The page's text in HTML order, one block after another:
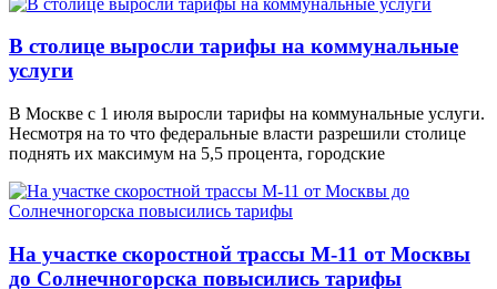
В столице выросли тарифы на коммунальные
услуги
В Москве с 1 июля выросли тарифы на коммунальные услуги.
Несмотря на то что федеральные власти разрешили столице
поднять их максимум на 5,5 процента, городские
На участке скоростной трассы М-11 от Москвы
до Солнечногорска повысились тарифы